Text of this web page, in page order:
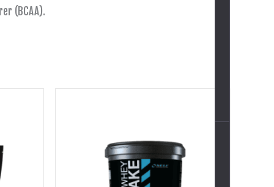
(BCAA).
flere
varianter.
Alternativene